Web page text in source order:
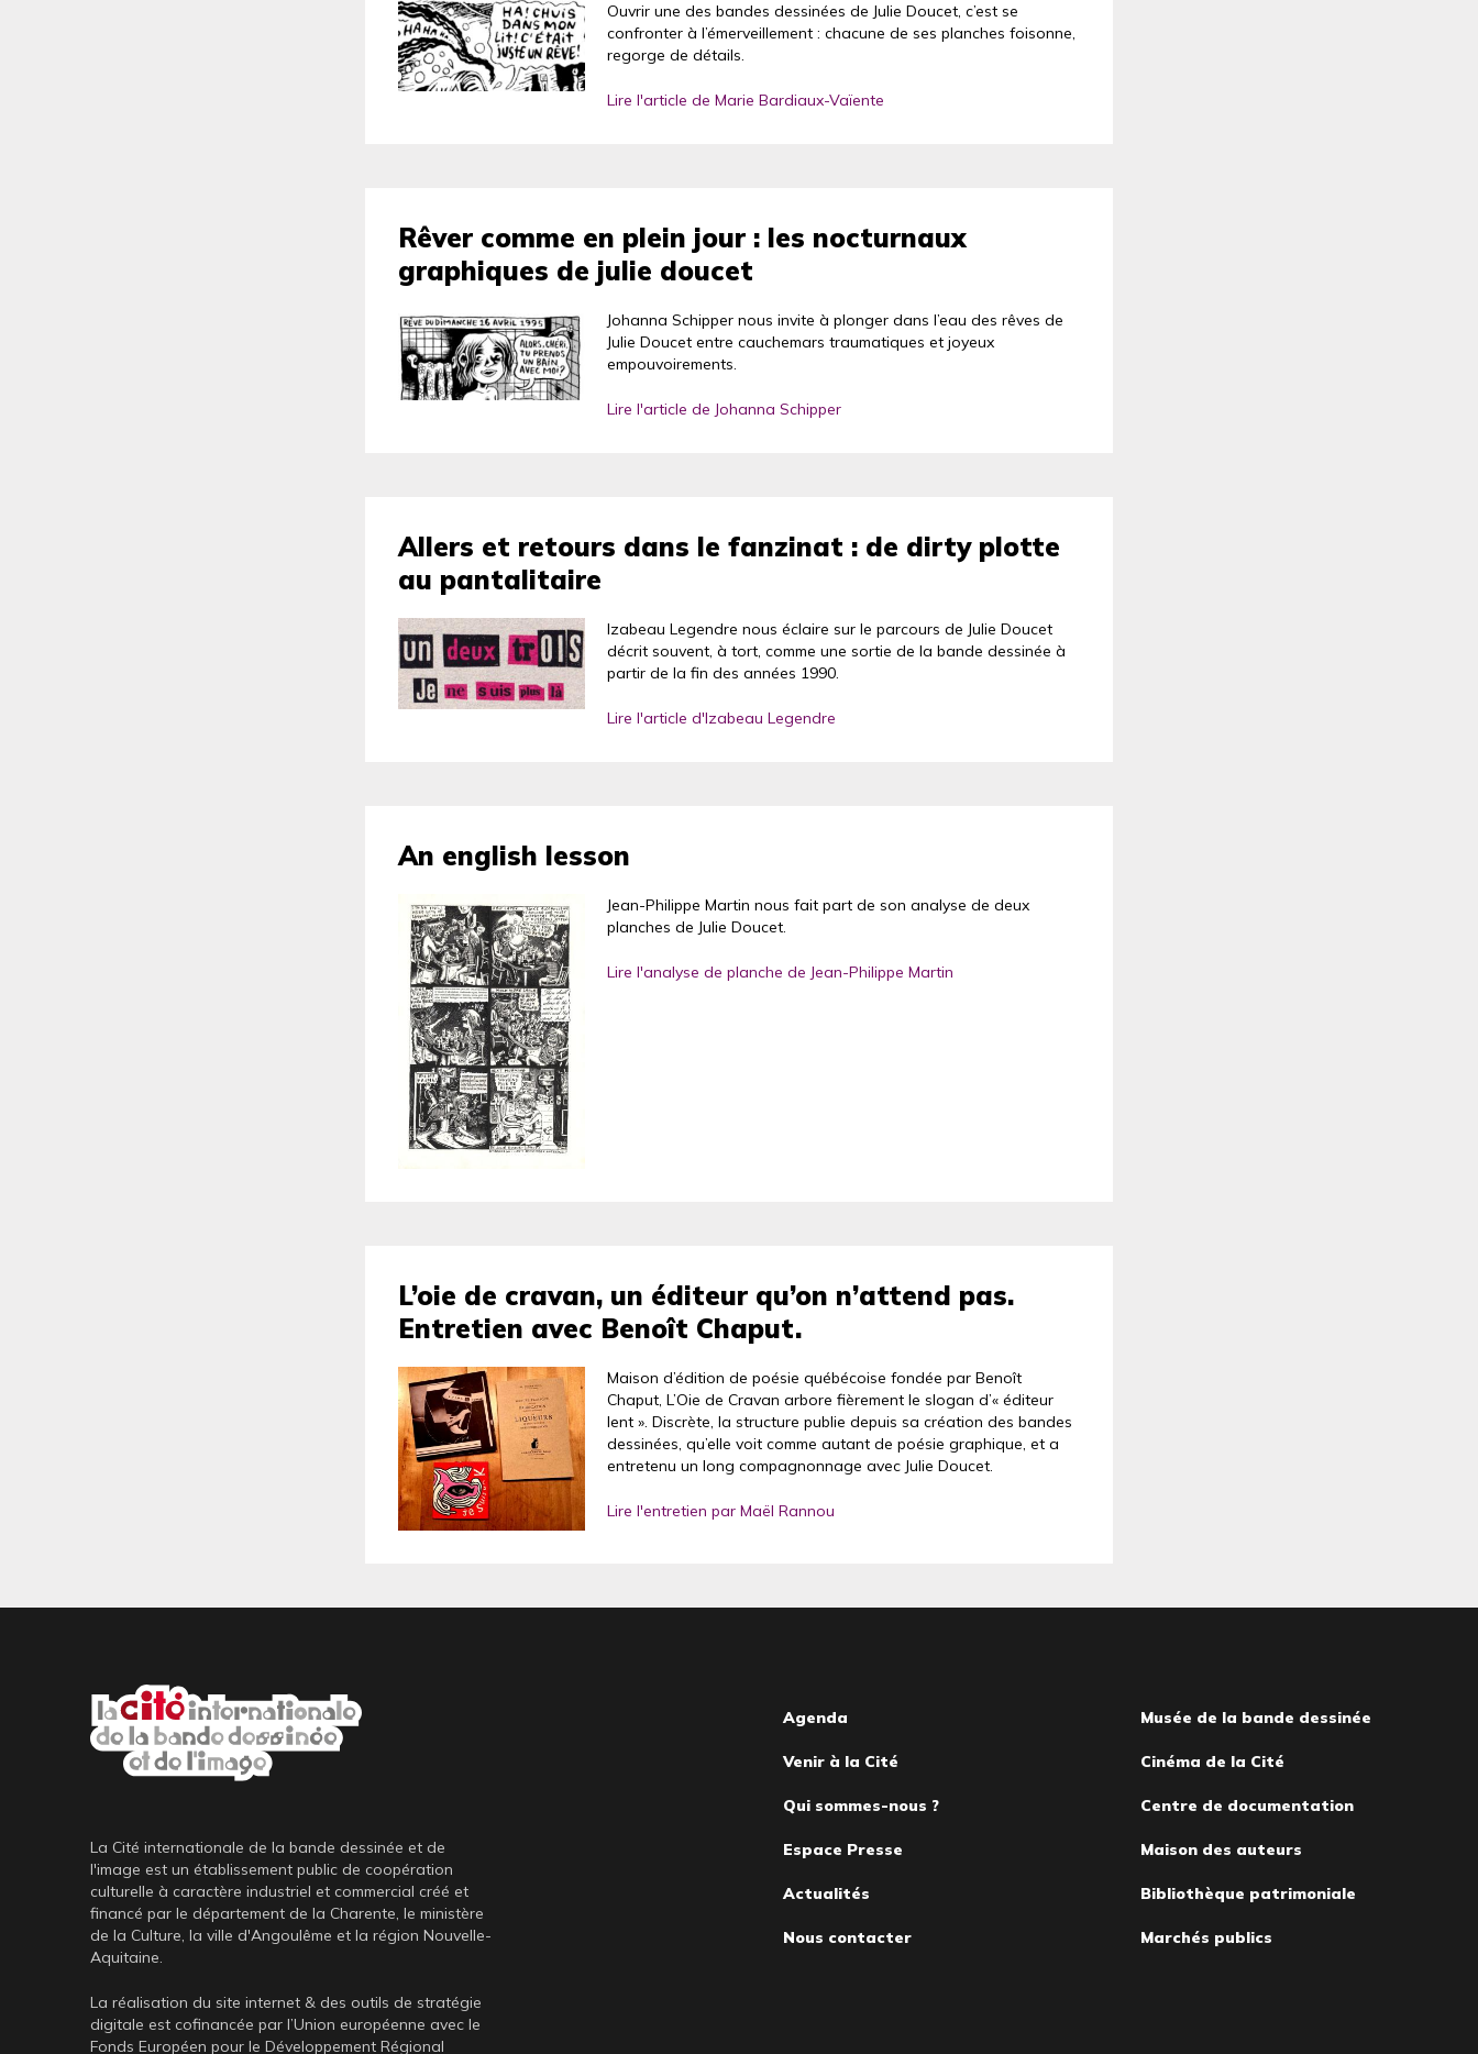
Ouvrir une des bandes dessinées de Julie Doucet, c’est se
confronter à l’émerveillement : chacune de ses planches foisonne,
regorge de détails.
Lire l'article de Marie Bardiaux-Vaïente
Rêver comme en plein jour : les nocturnaux
graphiques de julie doucet
Johanna Schipper nous invite à plonger dans l’eau des rêves de
Julie Doucet entre cauchemars traumatiques et joyeux
empouvoirements.
Lire l'article de Johanna Schipper
Allers et retours dans le fanzinat : de dirty plotte
au pantalitaire
Izabeau Legendre nous éclaire sur le parcours de Julie Doucet
décrit souvent, à tort, comme une sortie de la bande dessinée à
partir de la fin des années 1990.
Lire l'article d'Izabeau Legendre
An english lesson
Jean-Philippe Martin nous fait part de son analyse de deux
planches de Julie Doucet.
Lire l'analyse de planche de Jean-Philippe Martin
L’oie de cravan, un éditeur qu’on n’attend pas.
Entretien avec Benoît Chaput.
Maison d’édition de poésie québécoise fondée par Benoît
Chaput, L’Oie de Cravan arbore fièrement le slogan d’« éditeur
lent ». Discrète, la structure publie depuis sa création des bandes
dessinées, qu’elle voit comme autant de poésie graphique, et a
entretenu un long compagnonnage avec Julie Doucet.
Lire l'entretien par Maël Rannou
La Cité internationale de la bande dessinée et de
l'image est un établissement public de coopération
culturelle à caractère industriel et commercial créé et
financé par le département de la Charente, le ministère
de la Culture, la ville d'Angoulême et la région Nouvelle-
Aquitaine.
La réalisation du site internet & des outils de stratégie
digitale est cofinancée par l’Union européenne avec le
Fonds Européen pour le Développement Régional
Pied
de
page
Agenda
Venir à la Cité
Qui sommes-nous ?
Espace Presse
Actualités
Nous contacter
Musée de la bande dessinée
Cinéma de la Cité
Centre de documentation
Maison des auteurs
Bibliothèque patrimoniale
Marchés publics